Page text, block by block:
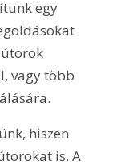
egy
vagy több
hiszen
is. A